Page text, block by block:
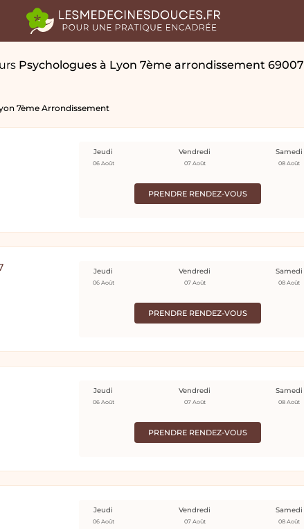
Psychologues à Lyon 7ème arrondissement 69007
7ème Arrondissement
PRENDRE RENDEZ-VOUS
Jeudi
06 Août
Vendredi
07 Août
Samedi
08 Août
PRENDRE RENDEZ-VOUS
Jeudi
06 Août
Vendredi
07 Août
Samedi
08 Août
PRENDRE RENDEZ-VOUS
Jeudi
06 Août
Vendredi
07 Août
Samedi
08 Août
Jeudi
06 Août
Vendredi
07 Août
Samedi
08 Août